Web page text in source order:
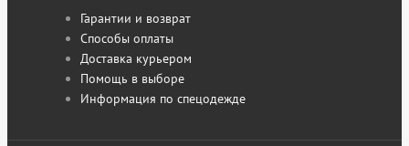
Гарантии и возврат
Способы оплаты
Доставка курьером
Помощь в выборе
Информация по спецодежде